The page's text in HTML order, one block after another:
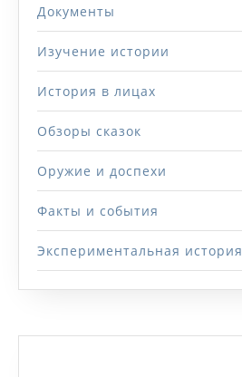
Документы
Изучение истории
История в лицах
Обзоры сказок
Оружие и доспехи
Факты и события
Экспериментальная история